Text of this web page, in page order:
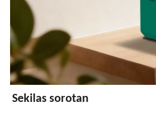
Sekilas sorotan